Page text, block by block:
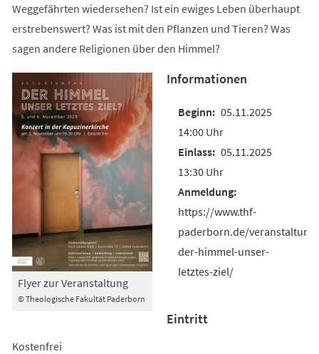
Weggefährten wiedersehen? Ist ein ewiges Leben überhaupt
erstrebenswert? Was ist mit den Pflanzen und Tieren? Was
sagen andere Religionen über den Himmel?
© Theologische Fakultät Paderborn
Flyer zur Veranstaltung
Informationen
05.11.2025
14:00 Uhr
05.11.2025
13:30 Uhr
https://www.thf-
paderborn.de/
der-himmel-unser-
letztes-ziel/
Eintritt
Kostenfrei